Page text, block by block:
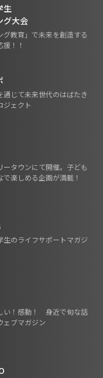
生
グ大会
グ教育」で未来を創造する
！！
通じて未来世代のはばたき
ジェクト
ータウンにて開催。子ども
楽しめる企画が満載！
生のライフサポートマガジ
い！感動！ 身近で旬な話
ェブマガジン